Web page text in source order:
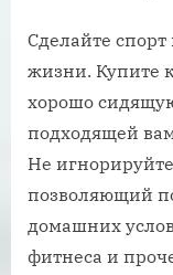
Сделайте
жизни. Купите
хорошо
подходящей
Не
позволяющий
домашних
фитнеса и